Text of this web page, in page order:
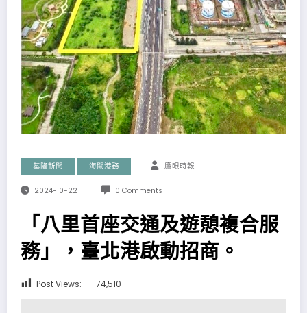
基隆新聞 海關港務 鷹眼時報
2024-10-22 0 Comments
「八里首座交通及遊憩複合服
務」，臺北港啟動招商。
Post Views: 74,510